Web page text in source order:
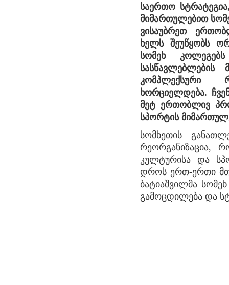
საერთო
მიმართულებით
ვისაუბრეთ
ხელს შეუწყობს
სომეხ
კომპლექსური
ხორციელდება.
მეტ ერთობლივ
სპორტის
სომხეთის
რეორგანიზაცია,
კულტურისა და
დროს ერთ-ერთი
ბატიაშვილმა
გამოცდილება და